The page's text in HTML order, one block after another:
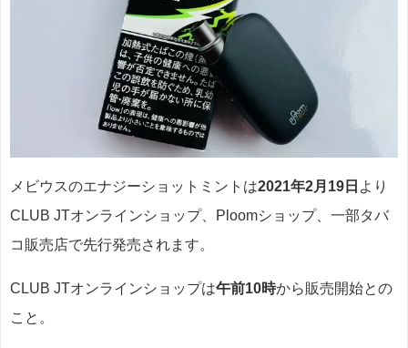
メビウスのエナジーショットミントは2021年2月19日 より
CLUB JTオンラインショップ、Ploomショップ、一部タバ
コ販売店で先行発売されます。
CLUB JTオンラインショップは午前10時から販売開始との
こと。